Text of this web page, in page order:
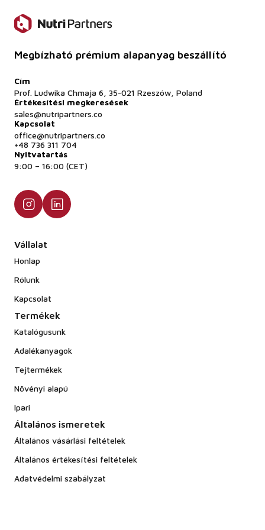
Megbízható prémium alapanyag beszállító
Cím
Prof. Ludwika Chmaja 6, 35-021 Rzeszów, Poland
Értékesítési megkeresések
sales@nutripartners.co
Kapcsolat
office@nutripartners.co
+48 736 311 704
Nyitvatartás
9:00 – 16:00 (CET)
Vállalat
Honlap
Rólunk
Kapcsolat
Termékek
Katalógusunk
Adalékanyagok
Tejtermékek
Növényi alapú
Ipari
Általános ismeretek
Általános vásárlási feltételek
Általános értékesítési feltételek
Adatvédelmi szabályzat